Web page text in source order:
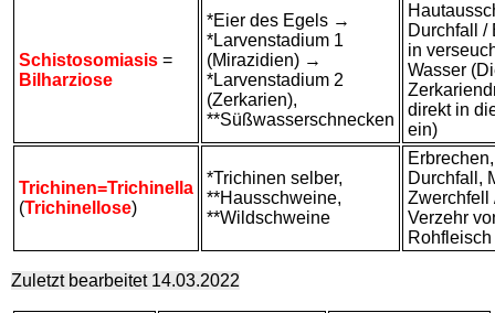
Schistosomiasis =
Bilharziose
*Eier des Egels →
*Larvenstadium 1
(Mirazidien) →
*Larvenstadium 2
(Zerkarien),
**Süßwasserschnecken
Durchfall /
in
Wasser
direkt in
ein)
Trichinen=Trichinella
(Trichinellose)
*Trichinen selber,
**Hausschweine,
**Wildschweine
Erbrechen,
Durchfall,
Zwerchfell
Verzehr
Rohfleisch
Zuletzt bearbeitet 14.03.2022